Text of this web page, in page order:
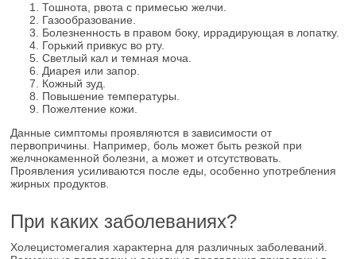
Тошнота, рвота с примесью желчи.
Газообразование.
Болезненность в правом боку, иррадирующая в лопатку.
Горький привкус во рту.
Светлый кал и темная моча.
Диарея или запор.
Кожный зуд.
Повышение температуры.
Пожелтение кожи.
Данные симптомы проявляются в зависимости от
первопричины. Например, боль может быть резкой при
желчнокаменной болезни, а может и отсутствовать.
Проявления усиливаются после еды, особенно употребления
жирных продуктов.
При каких заболеваниях?
Холецистомегалия характерна для различных заболеваний.